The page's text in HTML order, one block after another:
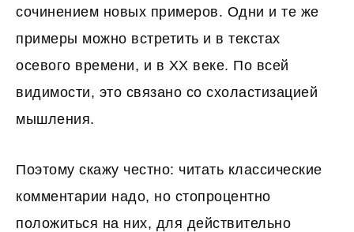
сочинением новых примеров. Одни и те же
примеры можно встретить и в текстах
осевого времени, и в XX веке. По всей
видимости, это связано со схоластизацией
мышления.
Поэтому скажу честно: читать классические
комментарии надо, но стопроцентно
положиться на них, для действительно